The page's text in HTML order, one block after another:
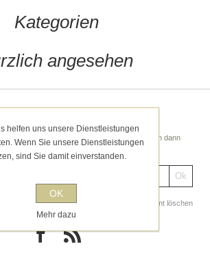
Kategorien
angesehen
noch heute für unseren Newsletter! Sie erhalten dann
spannende Tipps und Angebote!
Abonnement löschen
helfen uns unsere Dienstleistungen
Wenn Sie unsere Dienstleistungen
sind Sie damit einverstanden.
OK
Mehr dazu